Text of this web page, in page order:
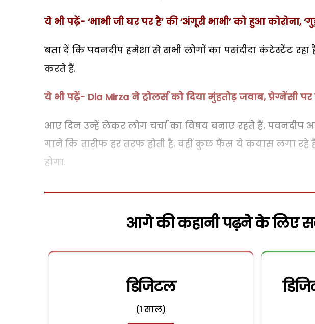
ये भी पढ़ें- ‘भाभी जी घर पर है’ की ‘अंगूरी भाभी’ को हुआ कोरोना,
बता दें कि पवनदीप हमेशा से सभी लोगों का पसंदीदा कंटेस्टेंट
करते हैं.
ये भी पढ़ें- Dia Mirza ने ट्रोलर्स को दिया मुंहतोड़ जवाब, प्रेग्नेंसी
आए दिन उन्हें लेकर लोग चर्चा का विषय बनाए रहते हैं.
गाने कि तारीफ हर तरफ होती है. वहीं कुछ फैंस ये कयास लगा रहे
होगा.
आगे की कहानी पढ़ने के लिए
डिजिटल
(1 साल)